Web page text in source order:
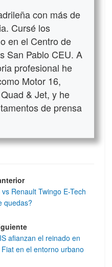
con más de
Cursé los
en el Centro de
San Pablo CEU. A
profesional he
Motor 16,
& Jet, y he
de prensa
Renault Twingo E-Tech
quedas?
afianzan el reinado en
en el entorno urbano